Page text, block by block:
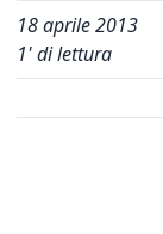
18 aprile 2013
1' di lettura